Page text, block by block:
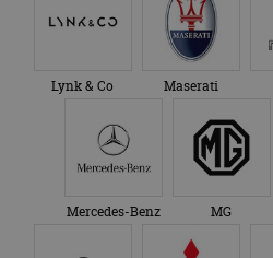
Lynk & Co Maserati
Mercedes-Benz MG